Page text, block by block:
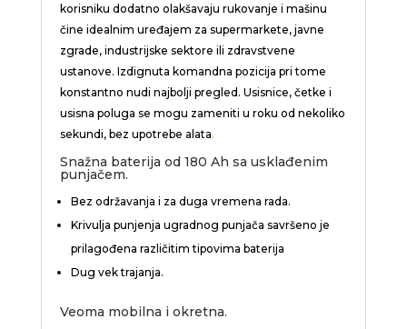
korisniku dodatno olakšavaju rukovanje i mašinu
čine idealnim uređajem za supermarkete, javne
zgrade, industrijske sektore ili zdravstvene
ustanove. Izdignuta komandna pozicija pri tome
konstantno nudi najbolji pregled. Usisnice, četke i
usisna poluga se mogu zameniti u roku od nekoliko
sekundi, bez upotrebe alata.
Snažna baterija od 180 Ah sa usklađenim
punjačem.
Bez održavanja i za duga vremena rada.
Krivulja punjenja ugradnog punjača savršeno je
prilagođena različitim tipovima baterija
Dug vek trajanja.
Veoma mobilna i okretna.